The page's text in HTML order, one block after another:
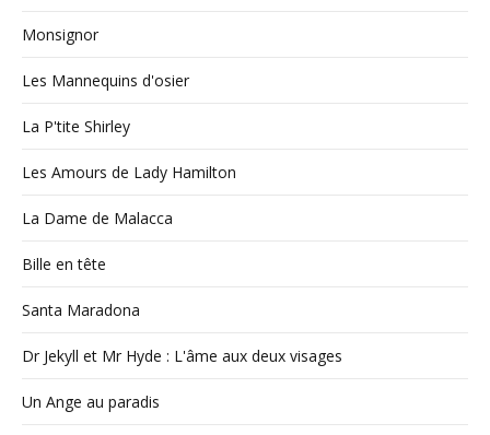
Monsignor
Les Mannequins d'osier
La P'tite Shirley
Les Amours de Lady Hamilton
La Dame de Malacca
Bille en tête
Santa Maradona
Dr Jekyll et Mr Hyde : L'âme aux deux visages
Un Ange au paradis